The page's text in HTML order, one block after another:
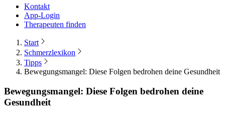
Kontakt
App-Login
Therapeuten finden
Start
Schmerzlexikon
Tipps
Bewegungsmangel: Diese Folgen bedrohen deine Gesundheit
Bewegungsmangel: Diese Folgen bedrohen deine
Gesundheit